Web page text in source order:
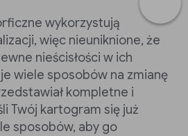
wykorzystują
więc nieuniknione, że
nieścisłości w ich
wiele sposobów na zmianę
kompletne i
Twój kartogram się już
sposobów, aby go